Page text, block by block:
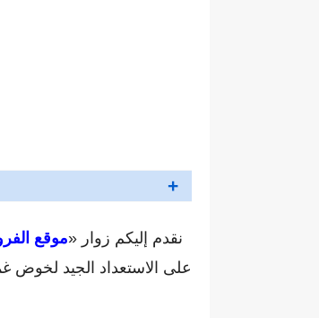
نقدم إليكم زوار «موقع
على الاستعداد الجيد لخوض